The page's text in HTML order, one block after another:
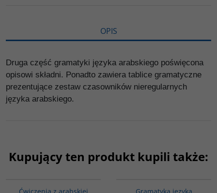
OPIS
Druga część gramatyki języka arabskiego poświęcona
opisowi składni. Ponadto zawiera tablice gramatyczne
prezentujące zestaw czasowników nieregularnych
języka arabskiego.
Kupujący ten produkt kupili także: